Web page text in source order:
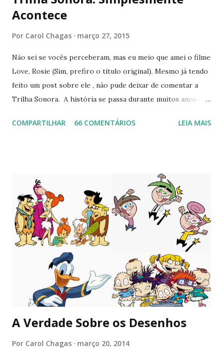
Acontece
Por Carol Chagas março 27, 2015
Não sei se vocês perceberam, mas eu meio que amei o filme
Love, Rosie (Sim, prefiro o título original). Mesmo já tendo
feito um post sobre ele , não pude deixar de comentar a
Trilha Sonora. A história se passa durante muitos anos e a
fato fantástico. Além disso, os nomes variam entre artistas
cenas. Resolvi escolher as minhas favoritas e colocar aí
embaixo para vocês ouvirem e amarem tanto quanto eu
estou amando (: Algumas delas você só vai gostar mesmo
se assistir o filme haha (já falei como é bom lembrar de uma
cena ao ouvir uma música). Lily Allen - Littlest Things
Elliott Smith - Son of Sam Lily Allen - Fuck You Kodaline -
High Hopes KT Tunstall - Suddenly I See Beyoncé - Crazy
COMPARTILHAR 66 COMENTÁRIOS LEIA MAIS
A Verdade Sobre os Desenhos
Por Carol Chagas março 20, 2014